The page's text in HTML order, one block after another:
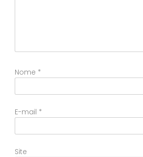
Nome *
E-mail *
Site